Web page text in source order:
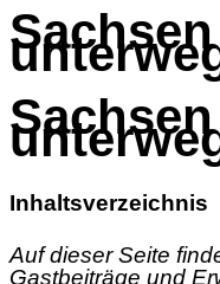
Inhaltsverzeichnis
Auf dieser Seite
Gastbeiträge und